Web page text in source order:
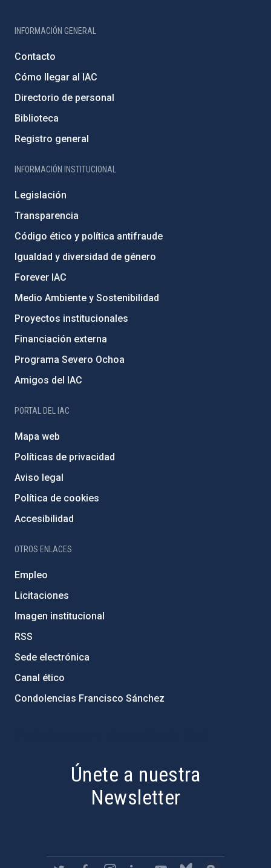
INFORMACIÓN GENERAL
Contacto
Cómo llegar al IAC
Directorio de personal
Biblioteca
Registro general
INFORMACIÓN INSTITUCIONAL
Legislación
Transparencia
Código ético y política antifraude
Igualdad y diversidad de género
Forever IAC
Medio Ambiente y Sostenibilidad
Proyectos institucionales
Financiación externa
Programa Severo Ochoa
Amigos del IAC
PORTAL DEL IAC
Mapa web
Políticas de privacidad
Aviso legal
Política de cookies
Accesibilidad
OTROS ENLACES
Empleo
Licitaciones
Imagen institucional
RSS
Sede electrónica
Canal ético
Condolencias Francisco Sánchez
Únete a nuestra
Newsletter